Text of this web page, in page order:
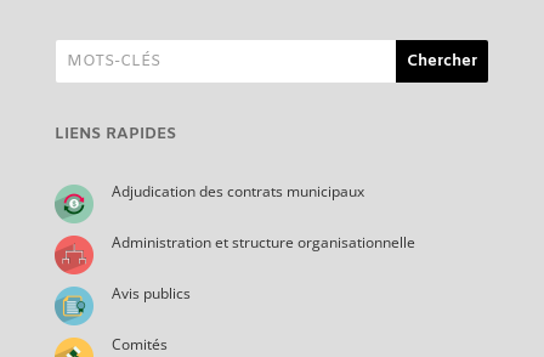
LIENS RAPIDES
Adjudication des contrats municipaux
Administration et structure organisationnelle
Avis publics
Comités